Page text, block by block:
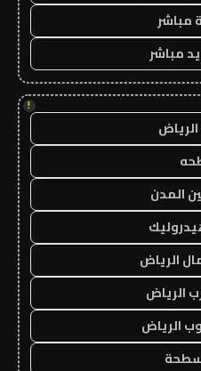
مباشر
مباشر
!
المدن
الرياض
الرياض
الرياض